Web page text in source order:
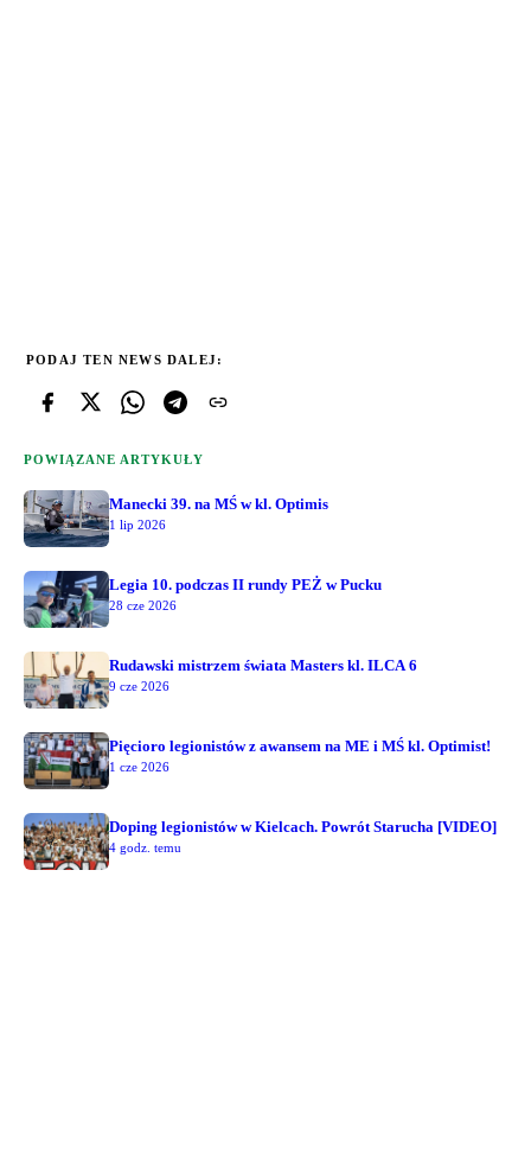
PODAJ TEN NEWS DALEJ:
POWIĄZANE ARTYKUŁY
Manecki 39. na MŚ w kl. Optimis
1 lip 2026
Legia 10. podczas II rundy PEŻ w Pucku
28 cze 2026
Rudawski mistrzem świata Masters kl. ILCA 6
9 cze 2026
Pięcioro legionistów z awansem na ME i MŚ kl. Optimist!
1 cze 2026
Doping legionistów w Kielcach. Powrót Starucha [VIDEO]
4 godz. temu